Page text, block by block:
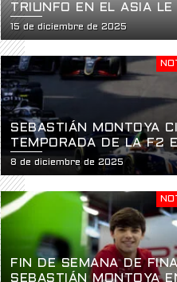
TRIUNFO EN EL ASIA LE
SERIES
15 de diciembre de 2025
SEBASTIÁN MONTOYA
TEMPORADA DE LA F2
LUGAR
8 de diciembre de 2025
FIN DE SEMANA DE
SEBASTIÁN MONTOYA